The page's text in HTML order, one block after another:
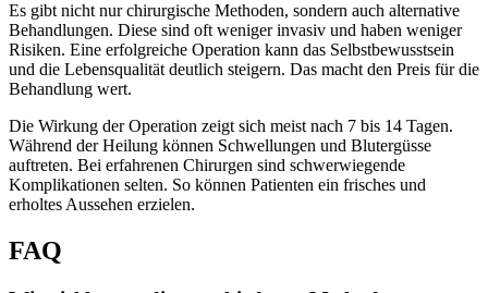
Es gibt nicht nur chirurgische Methoden, sondern auch alternative
Behandlungen. Diese sind oft weniger invasiv und haben weniger
Risiken. Eine erfolgreiche Operation kann das Selbstbewusstsein
und die Lebensqualität deutlich steigern. Das macht den Preis für die
Behandlung wert.
Die Wirkung der Operation zeigt sich meist nach 7 bis 14 Tagen.
Während der Heilung können Schwellungen und Blutergüsse
auftreten. Bei erfahrenen Chirurgen sind schwerwiegende
Komplikationen selten. So können Patienten ein frisches und
erholtes Aussehen erzielen.
FAQ